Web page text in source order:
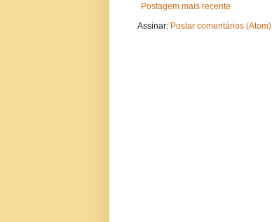
Postagem mais recente
Assinar: Postar comentários (Atom)